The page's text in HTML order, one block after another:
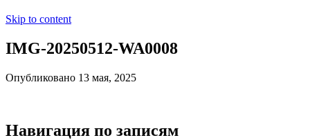
Skip to content
IMG-20250512-WA0008
Опубликовано 13 мая, 2025
Навигация по записям